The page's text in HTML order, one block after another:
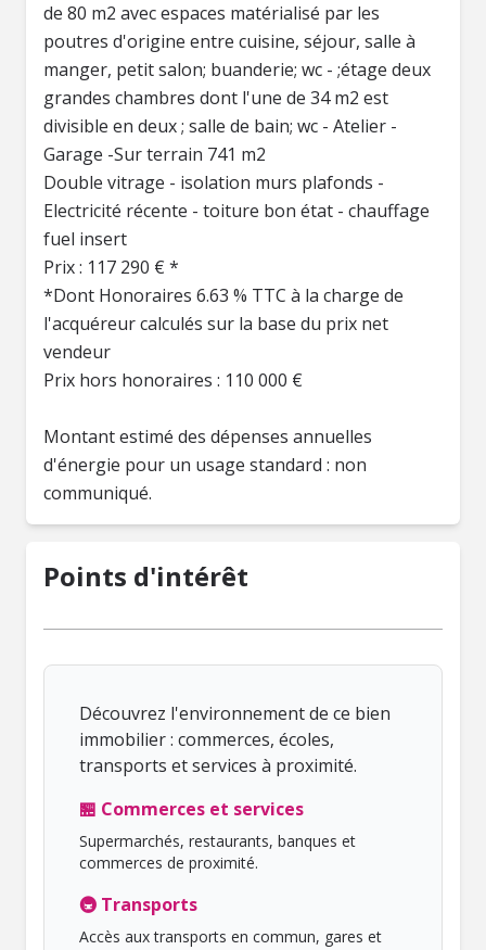
de 80 m2 avec espaces matérialisé par les
poutres d'origine entre cuisine, séjour, salle à
manger, petit salon; buanderie; wc - ;étage deux
grandes chambres dont l'une de 34 m2 est
divisible en deux ; salle de bain; wc - Atelier -
Garage -Sur terrain 741 m2
Double vitrage - isolation murs plafonds -
Electricité récente - toiture bon état - chauffage
fuel insert
Prix : 117 290 € *
*Dont Honoraires 6.63 % TTC à la charge de
l'acquéreur calculés sur la base du prix net
vendeur
Prix hors honoraires : 110 000 €
Montant estimé des dépenses annuelles
d'énergie pour un usage standard : non
communiqué.
Points d'intérêt
Découvrez l'environnement de ce bien
immobilier : commerces, écoles,
transports et services à proximité.
🏪 Commerces et services
Supermarchés, restaurants, banques et
commerces de proximité.
🚇 Transports
Accès aux transports en commun, gares et